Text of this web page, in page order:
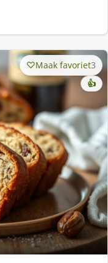
Maak favoriet3
👍